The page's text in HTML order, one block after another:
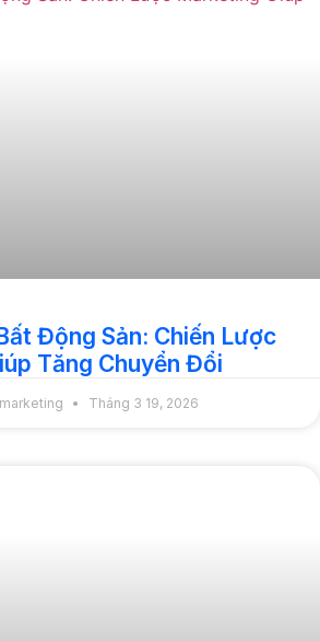
Động Sản: Chiến Lược
Tăng Chuyển Đổi
Tháng 3 19, 2026